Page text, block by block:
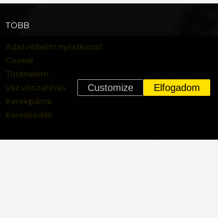
TÖBB
Adatvédelmi nyilatkozat
Cookie
Töténelem
Váz visszahívás
Kerékpárok
Kereskedők
Customize Elfogadom